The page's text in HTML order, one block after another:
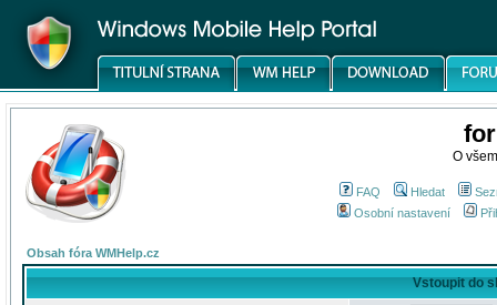
O
FAQ Hledat
Osobní nastavení
Obsah fóra WMHelp.cz
Vstoupit do